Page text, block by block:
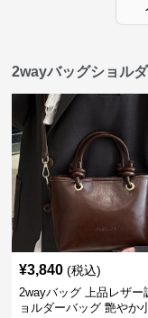
2wayバッグショル
¥3,840 (税込)
2wayバッグ 上品レザー
ョルダーバッグ 艶やか